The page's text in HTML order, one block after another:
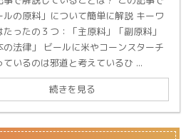
ルの原料」について簡単に解説 キーワ
たったの３つ：「主原料」「副原料」
の法律」 ビールに米やコーンスターチ
ているのは邪道と考えているひ ...
続きを見る